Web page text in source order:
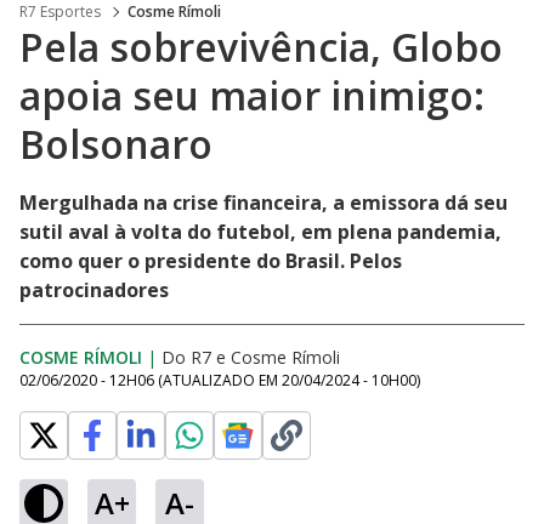
R7 Esportes Cosme Rímoli
Pela sobrevivência, Globo
apoia seu maior inimigo:
Bolsonaro
Mergulhada na crise financeira, a emissora dá seu
sutil aval à volta do futebol, em plena pandemia,
como quer o presidente do Brasil. Pelos
patrocinadores
COSME RÍMOLI | Do R7 e Cosme Rímoli
02/06/2020 - 12H06 (ATUALIZADO EM 20/04/2024 - 10H00)
A+ A-